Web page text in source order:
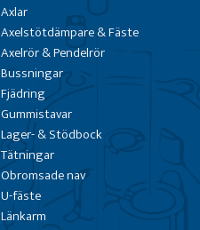
Axlar
Axelstötdämpare & Fäste
Axelrör & Pendelrör
Bussningar
Fjädring
Gummistavar
Lager- & Stödbock
Tätningar
Obromsade nav
U-fäste
Länkarm